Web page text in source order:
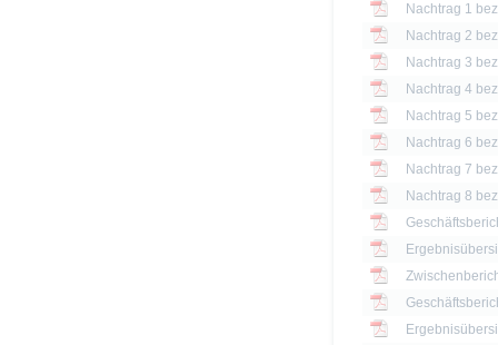
Nachtrag 1
Nachtrag 2
Nachtrag 3
Nachtrag 4
Nachtrag 5
Nachtrag 6
Nachtrag 7
Nachtrag 8